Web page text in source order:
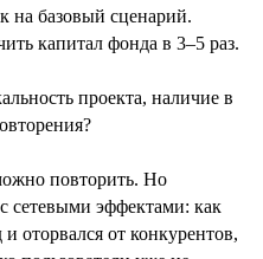
на базовый сценарий.
капитал фонда в 3–5 раз.
проекта, наличие в
повторить. Но
сетевыми эффектами: как
оторвался от конкурентов,